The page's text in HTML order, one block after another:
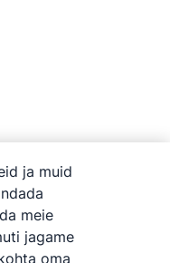
ja muid
meie
jagame
oma